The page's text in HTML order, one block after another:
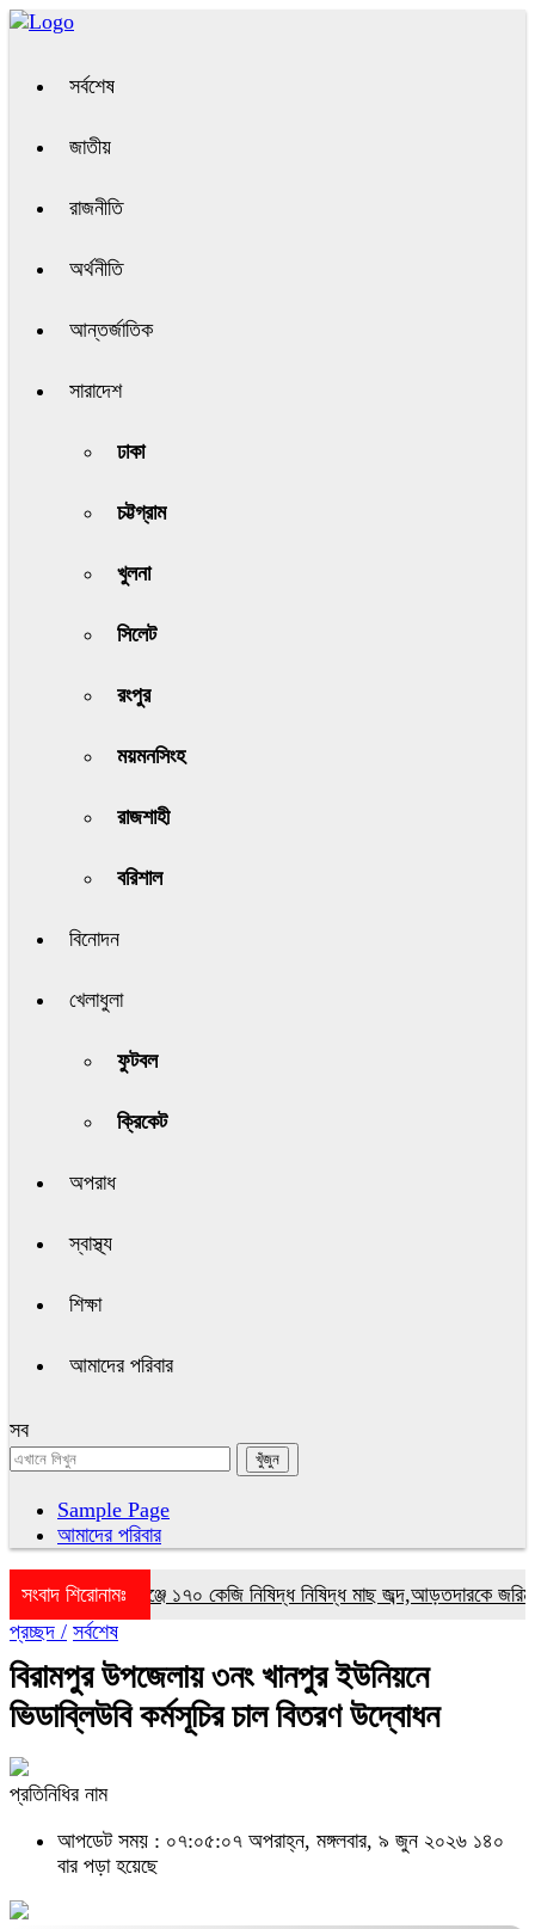
সর্বশেষ
জাতীয়
রাজনীতি
অর্থনীতি
আন্তর্জাতিক
সারাদেশ
ঢাকা
চট্টগ্রাম
খুলনা
সিলেট
রংপুর
ময়মনসিংহ
রাজশাহী
বরিশাল
বিনোদন
খেলাধুলা
ফুটবল
ক্রিকেট
অপরাধ
স্বাস্থ্য
শিক্ষা
আমাদের পরিবার
সব
Sample Page
আমাদের পরিবার
সংবাদ শিরোনামঃ
গোপালগঞ্জে ১৭০ কেজি নিষিদ্ধ নিষিদ্ধ মাছ জব্দ,আড়তদারকে জরিমানা
প্রচ্ছদ / সর্বশেষ
‎বিরামপুর উপজেলায় ৩নং খানপুর ইউনিয়নে
ভিডাব্লিউবি কর্মসূচির চাল বিতরণ উদ্বোধন‎
প্রতিনিধির নাম
আপডেট সময় : ০৭:০৫:০৭ অপরাহ্ন, মঙ্গলবার, ৯ জুন ২০২৬ ১৪০
বার পড়া হয়েছে